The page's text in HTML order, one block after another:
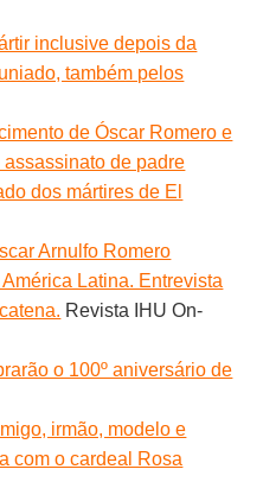
inclusive depois da
também pelos
de Óscar Romero e
de padre
dos mártires de El
Arnulfo Romero
Latina. Entrevista
Revista IHU On-
o 100º aniversário de
irmão, modelo e
com o cardeal Rosa